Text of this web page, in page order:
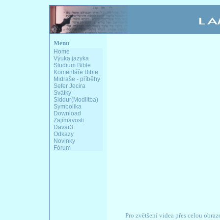
Menu
Home
Výuka jazyka
Studium Bible
Komentáře Bible
Midraše - příběhy
Sefer Jecira
Svátky
Siddur(Modlitba)
Symbolika
Download
Zajímavosti
Davar3
Odkazy
Novinky
Fórum
Pro zvětšení videa přes celou